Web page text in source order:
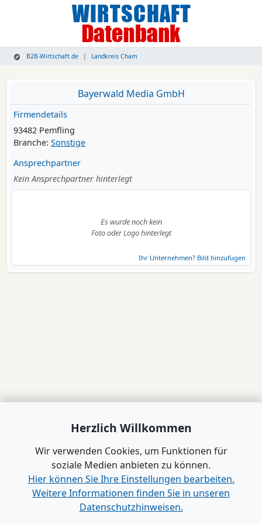
B2B-Wirtschaft.de Landkreis Cham
Bayerwald Media GmbH
Firmendetails
93482 Pemfling
Branche: Sonstige
Ansprechpartner
Kein Ansprechpartner hinterlegt
Es wurde noch kein
Foto oder Logo hinterlegt
Ihr Unternehmen? Bild hinzufügen
Herzlich Willkommen
Wir verwenden Cookies, um Funktionen für
soziale Medien anbieten zu können.
Hier können Sie Ihre Einstellungen bearbeiten.
Weitere Informationen finden Sie in unseren
Datenschutzhinweisen.